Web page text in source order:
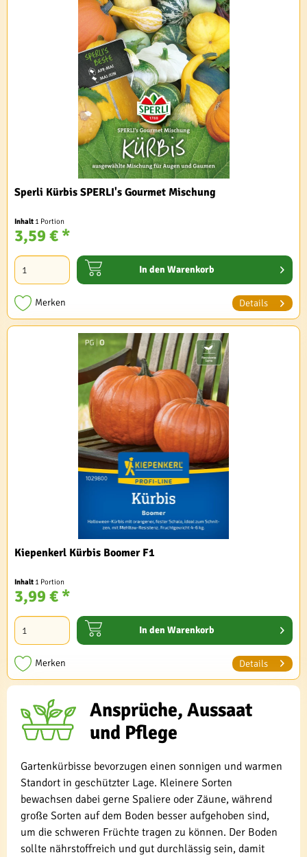
Sperli Kürbis SPERLI's Gourmet Mischung
Inhalt 1 Portion
3,59 € *
In den Warenkorb
Merken Details
Kiepenkerl Kürbis Boomer F1
Inhalt 1 Portion
3,99 € *
In den Warenkorb
Merken Details
Ansprüche, Aussaat
und Pflege
Gartenkürbisse bevorzugen einen sonnigen und warmen
Standort in geschützter Lage. Kleinere Sorten
bewachsen dabei gerne Spaliere oder Zäune, während
große Sorten auf dem Boden besser aufgehoben sind,
um die schweren Früchte tragen zu können. Der Boden
sollte nährstoffreich und gut durchlässig sein, damit